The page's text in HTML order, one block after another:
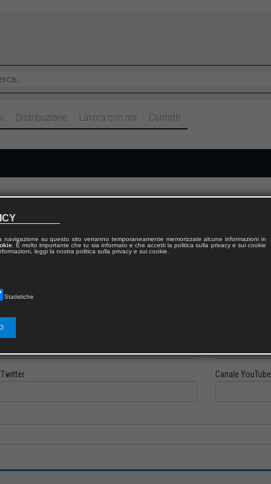
Distribuzione Lavora con noi Contatti
Telefono fisso
Canale YouTube
su questo sito verranno temporaneamente memorizzate alcune informazioni in
. È molto importante che tu sia informato e che accetti la politica sulla privacy e sui cookie
leggi la nostra politica sulla privacy e sui cookie.
Statistiche